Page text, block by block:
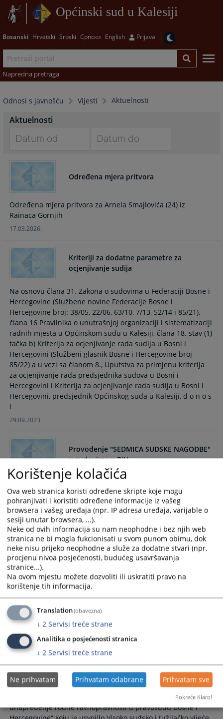
Općinski sud u Kalesiji
Bosanski Hrvatski Srpski Српски English Prijava
Napredna pretraga
Odnosi s javnošću Vijesti Aktuelnosti
Aktuelnosti
forward
interact
the
calendar
and
select
date.
Press
the
question
mark
key
to
get
the
keyboard
shortcuts
for
changing
dates.
to
the
select
a
date.
question
mark
key
to
get
the
keyboard
shortcuts
for
changing
Određena mjera pritvora
Određena mjera pritvora za Arnela Smajlovića (24) iz
Rainaca Gornjih
17.03.2026.
Kriteriji za dodatne parametre za
ocjenjivanje sudija
Na osnovu člana 31. Zakona o sudovima u Federaciji Bosne i
Hercegovine (Službene novine Federacije Bosne i
Hercegovine broj: 38/05, 22/06, 63/10, 7/13, 52/14 i 85/21),
člana 16 Pravilnika o unutrašnjoj organizaciji i sistematizaciji
radnih mjesta u Općinskom sudu u Kalesiji, člana 18. stav (1)
tačka b) Kriterija za ocjenjivanje rada sudija u Bosni i
Hercegovini (Službeni glasnik Bosne i Hercegovine broj
85/22) a u vezi sa članom 8., Uputstva za primjenu kriterija
za ocjenjivanje rada predsjednika sudova u Bosni i
Hercegovini i Kriterija za ocjenjivanje rada sudija u Bosni i
Hercegovini, predsjednik Općinskog suda u Kalesiji, d o n o s
i
29.09.2023.
Provođenje "SEDMICA SUDSKE NAGODBE"
u sudovima u BiH
Obavijest za stranke
"Sedmice sudske nagodbe"
Period implementacije aktivnosti je od 15.05.2023 -
26.05.2023. godine
09.05.2023.
Informacija o realizaciji Plana rješavanja
Općinski sud u Kalesiji je postigao dobre rezultate u
realizaciji Plana rješavanja predmeta za 2022. godinu.
21.02.2023.
AKCIONI PLAN PROVOĐENJA
STRATEGIJE ZA UNAPREĐENJE RODNE
Općinski sud u Kalesiji u okviru projekta „Unapređenje
efikasnosti sudova i odgovornosti sudija i tužilaca BiH-treća
faza“ koji se realizuje u cilju provođenja „Strategije za
unapređenje rodne ravnopravnosti u pravosuđu Bosne i
Korištenje kolačića
Ova web stranica koristi određene skripte koje mogu
pohranjivati i koristiti određene informacije iz vašeg
browsera i vašeg uređaja (npr. IP adresa uređaja, varijable o
sesiji unutar browsera, ...).
Neke od ovih informacija su nam neophodne i bez njih web
stranica ne bi mogla fukcionisati u svom punom obimu, dok
neke nisu prijeko neophodne a služe za dodatne stvari (npr.
procjenu nivoa posjećenosti, budućeg usavršavanja
stranice...).
Na ovom mjestu možete dozvoliti ili uskratiti pravo na
korištenje tih informacija.
Translation(obavezna)
↓ 2 Servisi treće strane
Analitika o posjećenosti stranica
↓ 2 Servisi treće strane
Ne prihvatam Prihvatam odabrane Prihvatam sve
Pokreće Klaro!